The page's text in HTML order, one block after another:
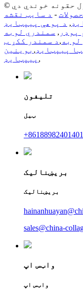
- د سایټ نقشه
, د پوهې پیپټایډ
پوډر , سمندري لوبه
,
پیپټایډ , بوینین
پیپټایډ ,
تلیفون
ټیل
بریښنالیک
بریښنالیک
sales@china-
واټس اپ
واټس اپ